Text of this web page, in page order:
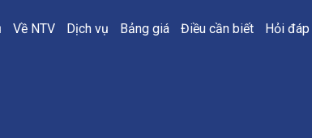
Về NTV Dịch vụ Bảng giá Điều cần biết Hỏi đáp